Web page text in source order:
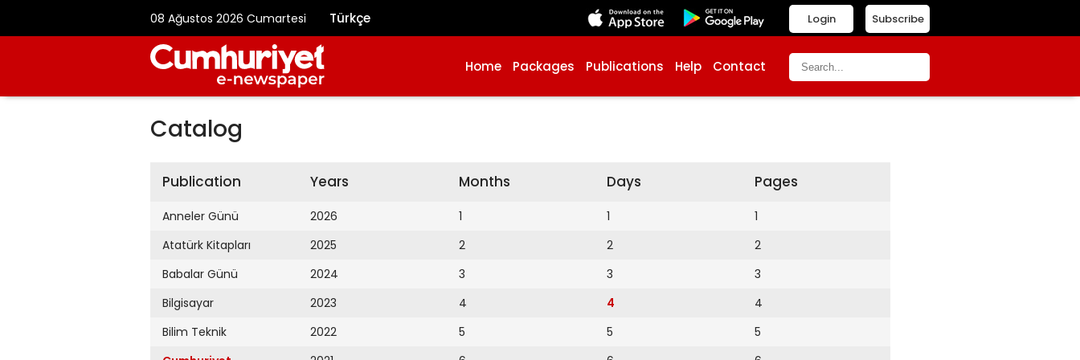
08 Ağustos 2026 Cumartesi Türkçe Subscribe
Login
Home Packages Publications Help Contact
Catalog
Publication
Anneler Günü
Atatürk Kitapları
Babalar Günü
Bilgisayar
Bilim Teknik
Years
2026
2025
2024
2023
2022
Months
1
2
3
4
5
Days
1
2
3
4
5
Pages
1
2
3
4
5